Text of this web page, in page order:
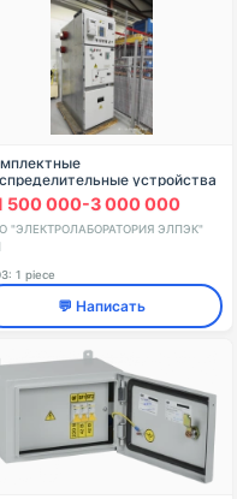
устройства
6, 10, 20, 35 У3
500 000-3 000 000
"ЭЛЕКТРОЛАБОРАТОРИЯ ЭЛПЭК"
1 piece
💬 Написать